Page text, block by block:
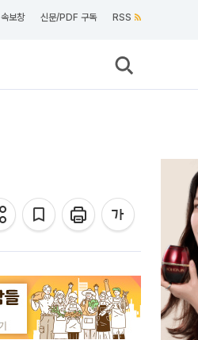
속보창 신문/PDF 구독 RSS